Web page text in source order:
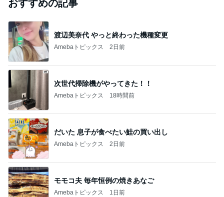
おすすめの記事
渡辺美奈代 やっと終わった機種変更
Amebaトピックス 2日前
次世代掃除機がやってきた！！
Amebaトピックス 18時間前
だいた 息子が食べたい鮭の買い出し
Amebaトピックス 2日前
モモコ夫 毎年恒例の焼きあなご
Amebaトピックス 1日前